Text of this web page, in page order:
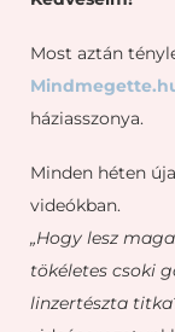
Most aztán
háziasszonya.
Minden héten
videókban.
„Hogy lesz
tökéletes csoki
linzertészta